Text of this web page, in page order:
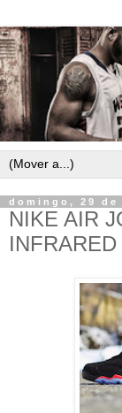
domingo, 29 de
NIKE AIR